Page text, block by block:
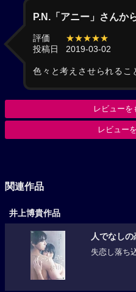
P.N.「アニー」さんか
評価
★★★★★
投稿日
2019-03-02
色々と考えさせられるこ
レビューを
レビュー
関連作品
井上博貴作品
人でなしの
失恋し落ち